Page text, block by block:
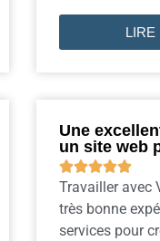
LIRE
Une
un site web

Travailler avec
très bonne
services pour